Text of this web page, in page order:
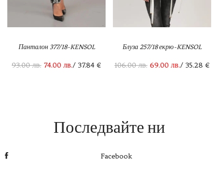
Панталон 377/18-KENSOL
93.00лв. 74.00 лв./ 37.84 €
Блуза 257/18 екрю-KENSOL
106.00лв. 69.00 лв./ 35.28 €
Последвайте ни
Facebook